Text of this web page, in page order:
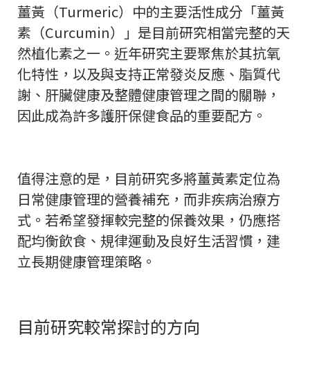
薑黃（Turmeric）中的主要活性成分「薑黃
素（Curcumin）」是目前研究相當完整的天
然植化素之一。近年研究主要聚焦於其抗氧
化特性，以及與支持正常發炎反應、脂質代
謝、肝臟健康及整體健康管理之間的關聯，
因此成為許多護肝保健食品的重要配方。
值得注意的是，目前研究多將薑黃素定位為
日常健康管理的營養補充，而非疾病治療方
式。若希望發揮較完整的保養效果，仍應搭
配均衡飲食、規律運動及良好生活習慣，建
立長期健康管理策略。
目前研究較常探討的方向